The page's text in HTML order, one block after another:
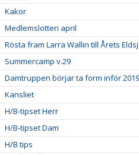
Kakor
Medlemslotteri april
Rösta fram Larra Wallin till Årets
Summercamp v.29
Damtruppen börjar ta form inför
Kansliet
H/B-tipset Herr
H/B-tipset Dam
H/B tips